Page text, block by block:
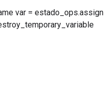
var = estado_ops.assign